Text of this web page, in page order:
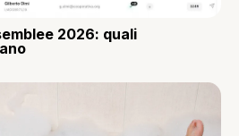
2026: quali